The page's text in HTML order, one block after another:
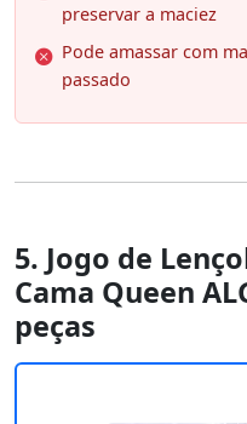
preservar a maciez
Pode amassar com
passado
5. Jogo de
Cama Queen
peças